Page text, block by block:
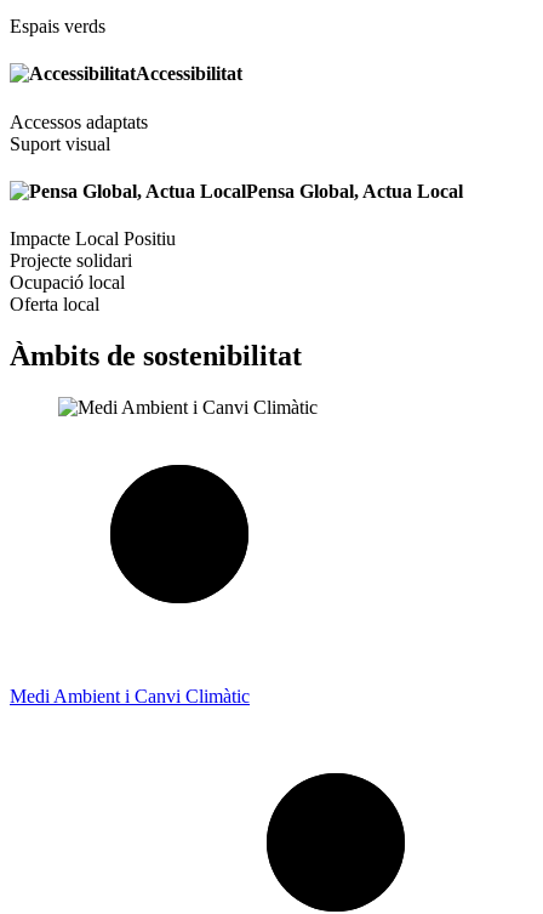
Espais verds
Accessibilitat
Accessos adaptats
Suport visual
Pensa Global, Actua Local
Impacte Local Positiu
Projecte solidari
Ocupació local
Oferta local
Àmbits de sostenibilitat
Medi Ambient i Canvi Climàtic